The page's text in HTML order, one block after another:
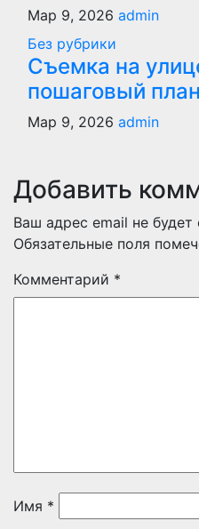
Мар 9, 2026 admin
Без рубрики
Съемка на
пошаговый план
Мар 9, 2026 admin
Добавить
Ваш адрес email не будет
Обязательные поля
Комментарий *
Имя *